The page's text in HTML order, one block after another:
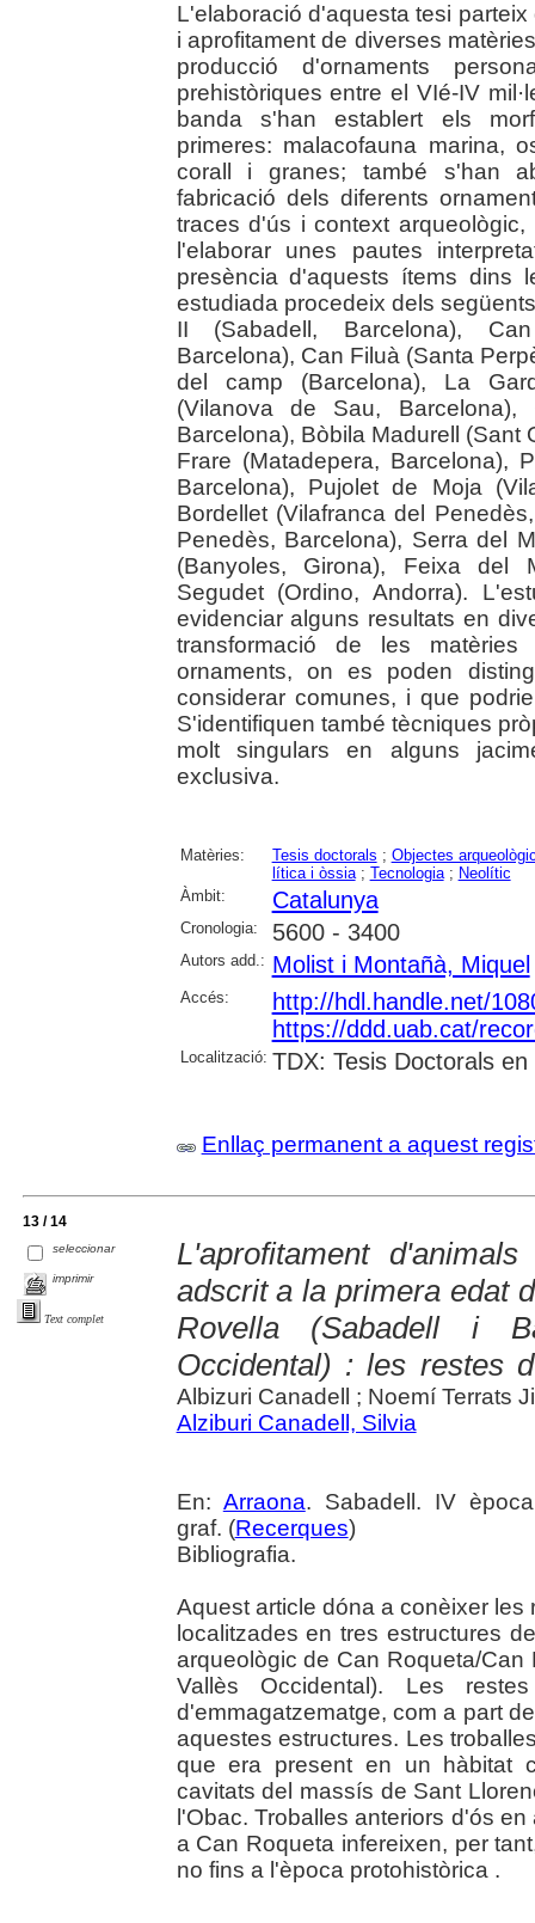
L'elaboració d'aquesta tesi
i aprofitament de diverses
producció d'ornaments
prehistòriques entre el VIé-IV
banda s'han establert els
primeres: malacofauna marina,
corall i granes; també s'han
fabricació dels diferents
traces d'ús i context
l'elaborar unes pautes
presència d'aquests ítems dins
estudiada procedeix dels
II (Sabadell, Barcelona),
Barcelona), Can Filuà (Santa
del camp (Barcelona), La
(Vilanova de Sau,
Barcelona), Bòbila Madurell (Sant
Frare (Matadepera, Barcelona),
Barcelona), Pujolet de Moja
Bordellet (Vilafranca del
Penedès, Barcelona), Serra del
(Banyoles, Girona), Feixa del
Segudet (Ordino, Andorra).
evidenciar alguns resultats en
transformació de les
ornaments, on es poden
considerar comunes, i que
S'identifiquen també tècniques
molt singulars en alguns
exclusiva.
Matèries: Tesis doctorals ; Objectes
lítica i òssia; Tecnologia; Neolític
Àmbit:
Catalunya
Cronologia: 5600 - 3400
Autors add.: Molist i Montañà, Miquel
Accés:
http://hdl.handle.net/
https://ddd.uab.cat/
Localització: TDX: Tesis Doctorals en
Enllaç permanent a aquest
13 / 14
seleccionar
imprimir
Text complet
L'aprofitament
adscrit a la primera edat
Rovella (Sabadell i
Occidental) : les restes
Albizuri Canadell ; Noemí Terrats
Alziburi Canadell, Silvia
En: Arraona. Sabadell. IV
graf. (Recerques)
Bibliografia.
Aquest article dóna a conèixer
localitzades en tres estructures
arqueològic de Can Roqueta/
Vallès Occidental). Les
d'emmagatzematge, com a part
aquestes estructures. Les
que era present en un hàbitat
cavitats del massís de Sant
l'Obac. Troballes anteriors d'ós
a Can Roqueta infereixen, per
no fins a l'època protohistòrica .